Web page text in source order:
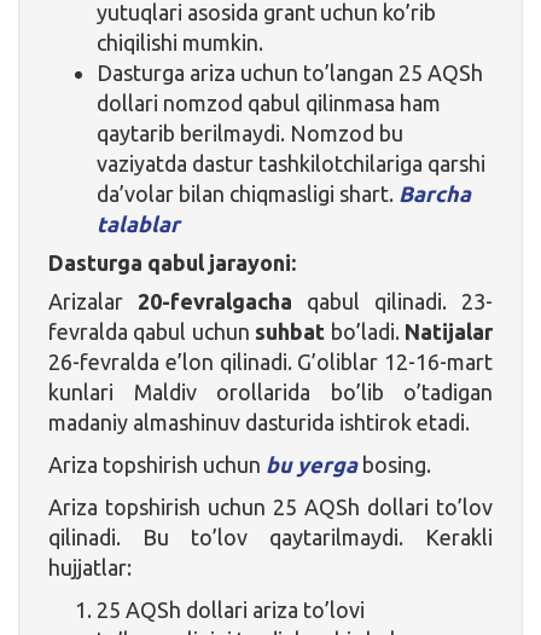
yutuqlari asosida grant uchun ko’rib
chiqilishi mumkin.
Dasturga ariza uchun to’langan 25 AQSh
dollari nomzod qabul qilinmasa ham
qaytarib berilmaydi. Nomzod bu
vaziyatda dastur tashkilotchilariga qarshi
da’volar bilan chiqmasligi shart. Barcha
talablar
Dasturga qabul jarayoni:
Arizalar 20-fevralgacha qabul qilinadi. 23-
fevralda qabul uchun suhbat bo’ladi. Natijalar
26-fevralda e’lon qilinadi. G’oliblar 12-16-mart
kunlari Maldiv orollarida bo’lib o’tadigan
madaniy almashinuv dasturida ishtirok etadi.
Ariza topshirish uchun bu yergabosing.
Ariza topshirish uchun 25 AQSh dollari to’lov
qilinadi. Bu to’lov qaytarilmaydi. Kerakli
hujjatlar:
25 AQSh dollari ariza to’lovi